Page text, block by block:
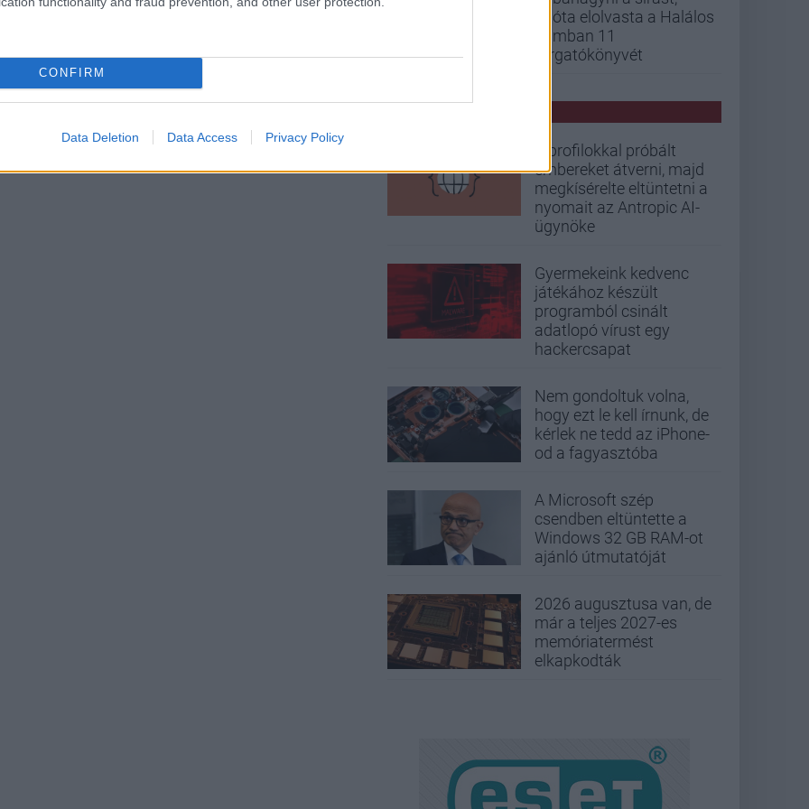
CONFIRM
Data Deletion Data Access Privacy Policy
mióta elolvasta a Halálos
iramban 11
forgatókönyvét
Álprofilokkal próbált
embereket átverni, majd
megkísérelte eltüntetni a
nyomait az Antropic AI-
ügynöke
Gyermekeink kedvenc
játékához készült
programból csinált
adatlopó vírust egy
hackercsapat
Nem gondoltuk volna,
hogy ezt le kell írnunk, de
kérlek ne tedd az iPhone-
od a fagyasztóba
A Microsoft szép
csendben eltüntette a
Windows 32 GB RAM-ot
ajánló útmutatóját
2026 augusztusa van, de
már a teljes 2027-es
memóriatermést
elkapkodták